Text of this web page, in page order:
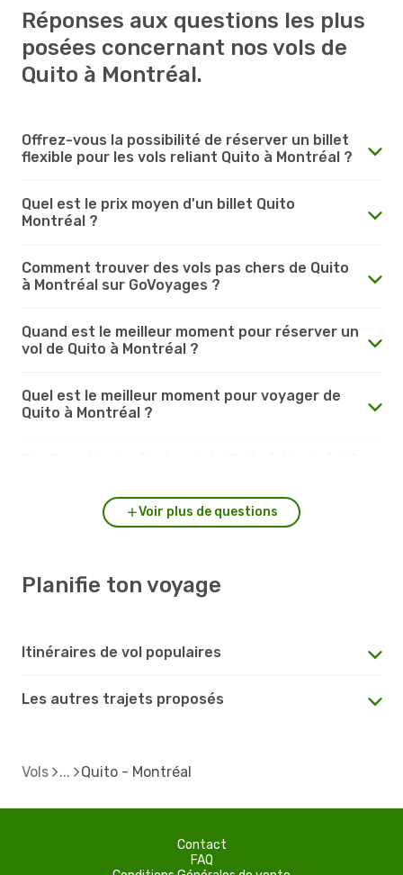
Réponses aux questions les plus
posées concernant nos vols de
Quito à Montréal.
Offrez-vous la possibilité de réserver un billet
flexible pour les vols reliant Quito à Montréal ?
Quel est le prix moyen d'un billet Quito
Montréal ?
Comment trouver des vols pas chers de Quito
à Montréal sur GoVoyages ?
Quand est le meilleur moment pour réserver un
vol de Quito à Montréal ?
Quel est le meilleur moment pour voyager de
Quito à Montréal ?
Voir plus de questions
Planifie ton voyage
Itinéraires de vol populaires
Les autres trajets proposés
Vols Quito - Montréal
Contact
FAQ